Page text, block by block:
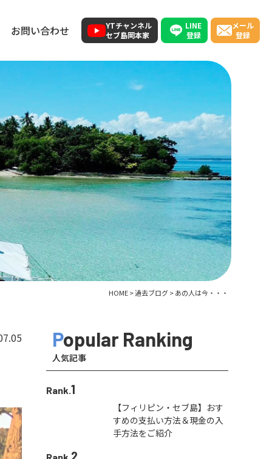
お問い合わせ
YTチャンネル
セブ島岡本家
LINE
登録
メール
登録
HOME>過去ブログ>あの人は今・・・
Popular Ranking
人気記事
Rank.1
【フィリピン・セブ島】おす
すめの支払い方法＆現金の入
手方法をご紹介
2